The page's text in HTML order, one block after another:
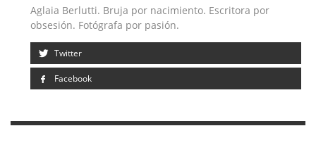
Aglaia Berlutti. Bruja por nacimiento. Escritora por
obsesión. Fotógrafa por pasión.
Twitter
Facebook